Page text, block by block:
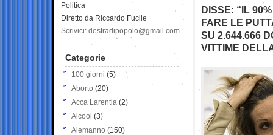
DISSE: “IL
FARE LE
SU 2.644.666
VITTIME
Politica
Diretto da Riccardo Fucile
Scrivici: destradipopolo@gmail.com
Categorie
100 giorni (5)
Aborto (20)
Acca Larentia (2)
Alcool (3)
Alemanno (150)